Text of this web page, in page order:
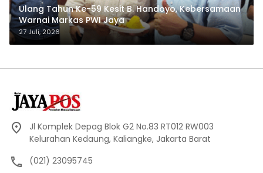
Ulang Tahun Ke-59 Kesit B. Handoyo, Kebersamaan
Warnai Markas PWI Jaya
27 Juli, 2026
Jl Komplek Depag Blok G2 No.83 RT012 RW003
Kelurahan Kedaung, Kaliangke, Jakarta Barat
(021) 23095745